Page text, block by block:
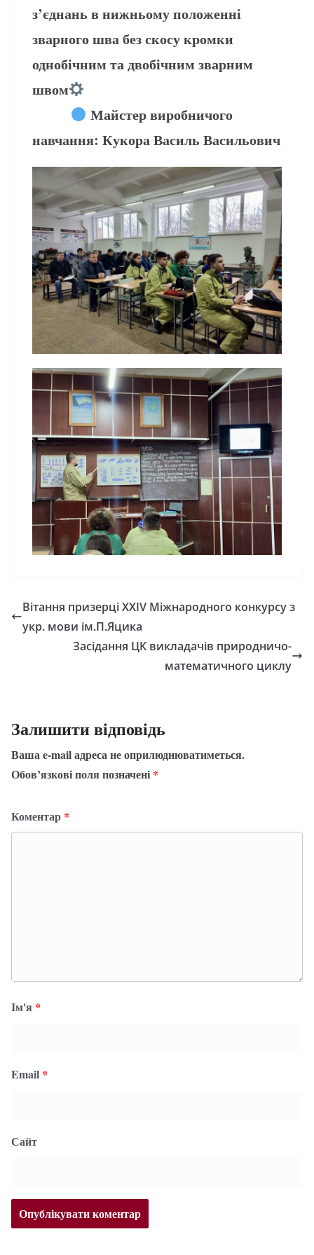
з’єднань в нижньому положенні
зварного шва без скосу кромки
однобічним та двобічним зварним
швом
Майстер виробничого
навчання: Кукора Василь Васильович
Вітання призерці XXIV Міжнародного конкурсу з
укр. мови ім.П.Яцика
Засідання ЦК викладачів природничо-
математичного циклу
Залишити відповідь
Ваша e-mail адреса не оприлюднюватиметься.
Обов’язкові поля позначені *
Коментар *
Ім'я *
Email *
Сайт